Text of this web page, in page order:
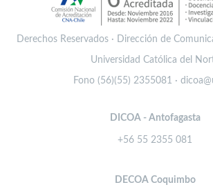
Derechos Reservados · Dirección de
Universidad Católica del
Fono (56)(55) 2355081 ·
DICOA - Antofagasta
+56 55 2355 081
DECOA Coquimbo